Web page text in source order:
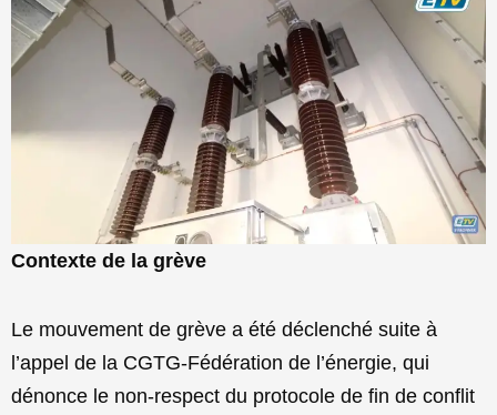
Contexte de la grève
Le mouvement de grève a été déclenché suite à
l’appel de la CGTG-Fédération de l’énergie, qui
dénonce le non-respect du protocole de fin de conflit